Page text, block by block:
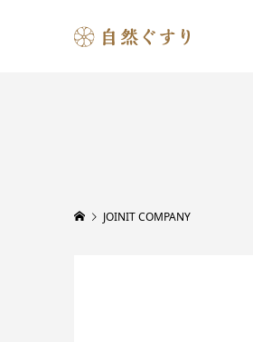
JOINIT COMPANY